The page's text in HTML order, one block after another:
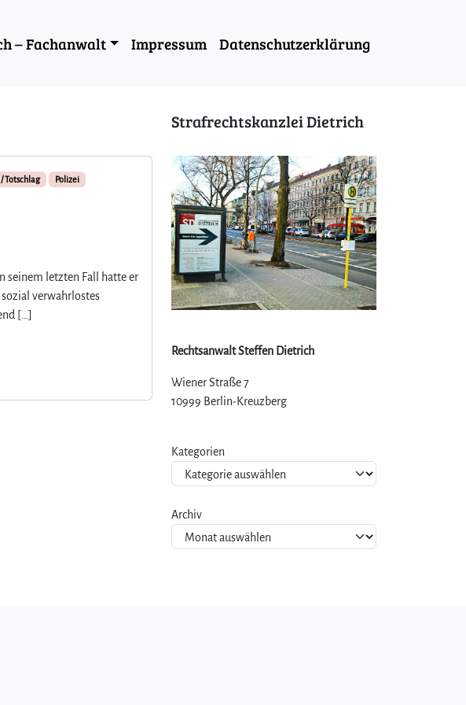
– Fachanwalt Impressum Datenschutzerklärung
Totschlag
Polizei
seinem letzten Fall hatte er
verwahrlostes
[…]
Strafrechtskanzlei Dietrich
Rechtsanwalt Steffen Dietrich
Wiener Straße 7
10999 Berlin-Kreuzberg
Kategorien
Archiv